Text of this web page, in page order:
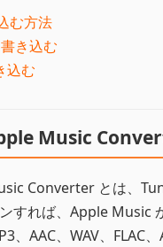
む方法
き込む
込む
Music
Converter とは、
すれば、Apple Music
、AAC、WAV、FLAC